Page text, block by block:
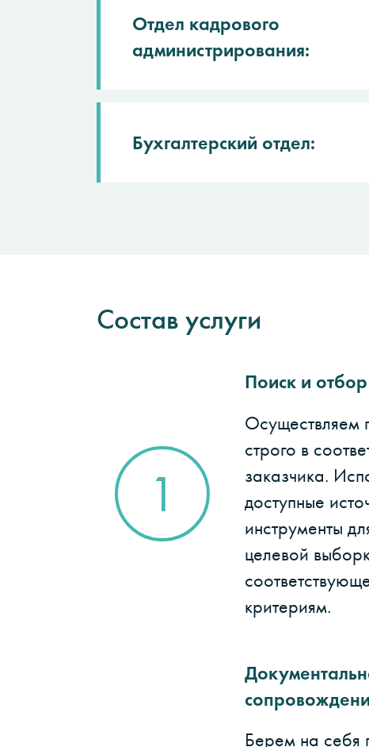
Отдел кадрового
администрирования:
Бухгалтерский отдел:
Состав услуги
1
Поиск и
Осуществляем
строго в
заказчика.
доступные
инструменты
целевой
критериям.
Берем на себя